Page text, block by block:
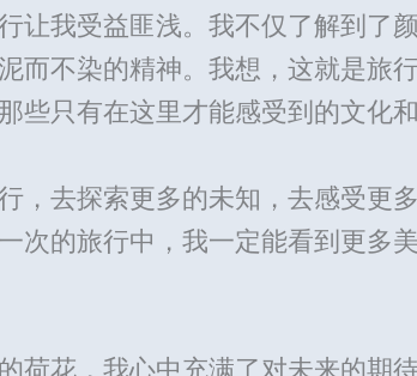
让我受益匪浅。我不仅了解到了
而不染的精神。我想，这就是旅
些只有在这里才能感受到的文化和
，去探索更多的未知，去感受更
次的旅行中，我一定能看到更多
荷花，我心中充满了对未来的期